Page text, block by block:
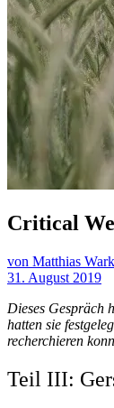
Critical
von Matthias
31. August 2019
Dieses Gespräch
hatten sie
recherchieren
Teil III: